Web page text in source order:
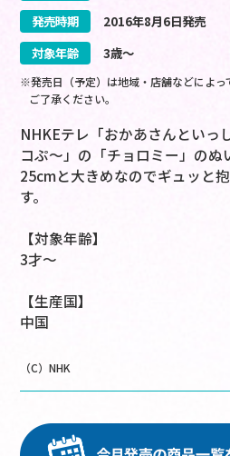
発売時期
2016年8月6日発売
対象年齢
3歳～
※発売日（予定）は地域・店舗などによっ
ご了承ください。
NHKEテレ「おかあさんといっ
コぷ～」の「チョロミー」のぬ
25cmと大きめなのでギュッと
す。
【対象年齢】
3才～
【生産国】
中国
（C）NHK